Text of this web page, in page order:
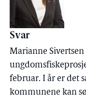
Svar
Marianne
februar. I år er det
kommunene kan